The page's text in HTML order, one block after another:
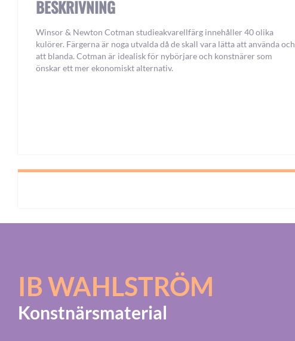
BESKRIVNING
Winsor & Newton Cotman studieakvarellfärg innehåller 40 olika
kulörer. Färgerna är noga utvalda då de skall vara lätta att använda och
att blanda. Cotman är idealisk för nybörjare och konstnärer som
önskar ett mer ekonomiskt alternativ.
IB WAHLSTRÖM
Konstnärsmaterial